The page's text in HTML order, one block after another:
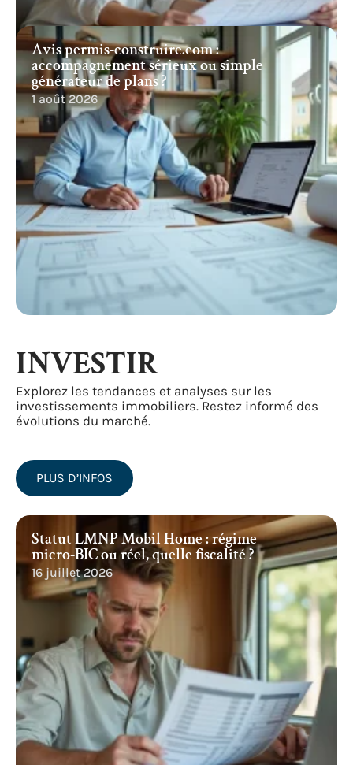
Avis permis-construire.com :
accompagnement sérieux ou simple
générateur de plans ?
1 août 2026
Statut LMNP Mobil Home : régime
micro-BIC ou réel, quelle fiscalité ?
16 juillet 2026
INVESTIR
Explorez les tendances et analyses sur les
investissements immobiliers. Restez informé des
évolutions du marché.
PLUS D’INFOS